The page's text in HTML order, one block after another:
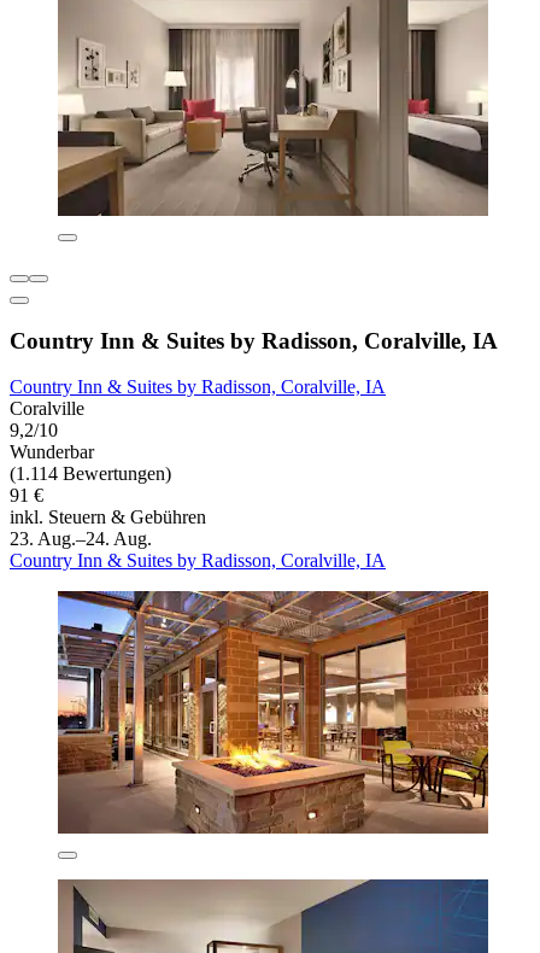
Country Inn & Suites by Radisson, Coralville, IA
Country Inn & Suites by Radisson, Coralville, IA
Coralville
9,2/10
Wunderbar
(1.114 Bewertungen)
91 €
inkl. Steuern & Gebühren
23. Aug.–24. Aug.
Country Inn & Suites by Radisson, Coralville, IA